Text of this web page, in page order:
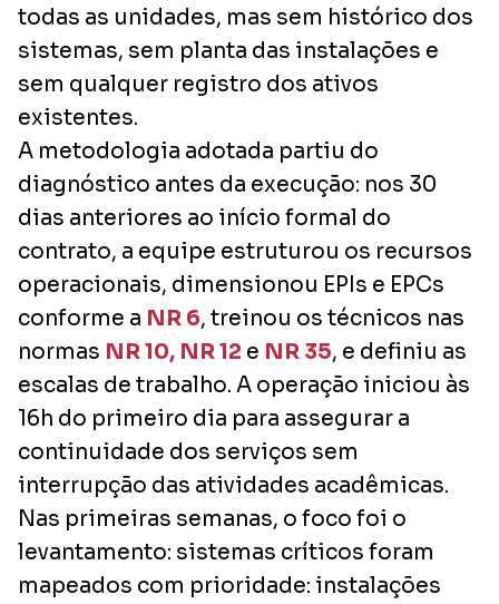
todas as unidades, mas sem histórico dos
sistemas, sem planta das instalações e
sem qualquer registro dos ativos
existentes.
A metodologia adotada partiu do
diagnóstico antes da execução: nos 30
dias anteriores ao início formal do
contrato, a equipe estruturou os recursos
operacionais, dimensionou EPIs e EPCs
conforme a NR 6, treinou os técnicos nas
normas NR 10, NR 12 e NR 35, e definiu as
escalas de trabalho. A operação iniciou às
16h do primeiro dia para assegurar a
continuidade dos serviços sem
interrupção das atividades acadêmicas.
Nas primeiras semanas, o foco foi o
levantamento: sistemas críticos foram
mapeados com prioridade: instalações